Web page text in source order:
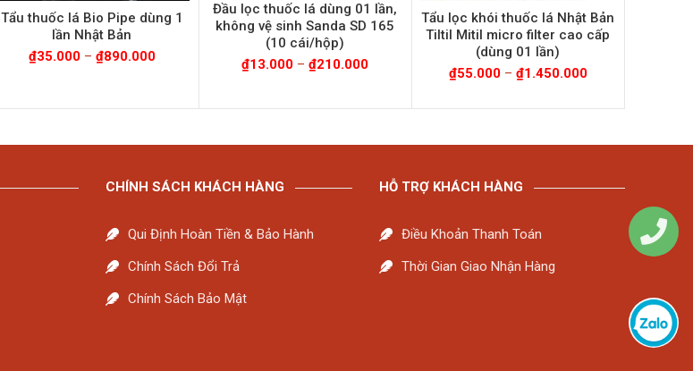
Tẩu thuốc lá Bio Pipe dùng 1
lần Nhật Bản
₫35.000– ₫890.000
Đầu lọc thuốc lá dùng 01 lần,
không vệ sinh Sanda SD 165
(10 cái/hộp)
₫13.000 –₫210.000
Tẩu lọc khói thuốc lá Nhật Bản
Tiltil Mitil micro filter cao cấp
(dùng 01 lần)
₫55.000– ₫1.450.000
CHÍNH SÁCH KHÁCH HÀNG
Qui Định Hoàn Tiền & Bảo Hành
Chính Sách Đổi Trả
Chính Sách Bảo Mật
HỖ TRỢ KHÁCH HÀNG
Điều Khoản Thanh Toán
Thời Gian Giao Nhận Hàng